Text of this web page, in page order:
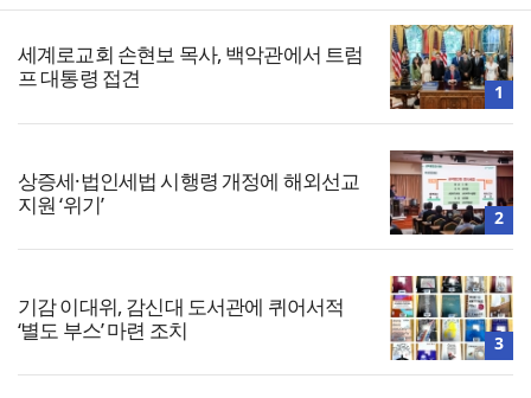
세계로교회 손현보 목사, 백악관에서 트럼
프 대통령 접견
1
상증세·법인세법 시행령 개정에 해외선교
지원 ‘위기’
2
기감 이대위, 감신대 도서관에 퀴어서적
‘별도 부스’ 마련 조치
3